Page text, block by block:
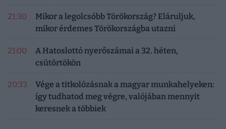
21:30
Mikor a legolcsóbb Törökország? Eláruljuk,
mikor érdemes Törökországba utazni
21:00
A Hatoslottó nyerőszámai a 32. héten,
csütörtökön
20:33
Vége a titkolózásnak a magyar munkahelyeken:
így tudhatod meg végre, valójában mennyit
keresnek a többiek